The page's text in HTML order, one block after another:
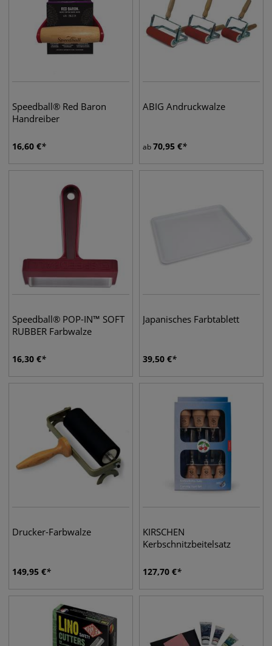
Speedball® Red Baron
Handreiber
16,60 €
ABIG Andruckwalze
ab70,95 €
Speedball® POP-IN™ SOFT
RUBBER Farbwalze
16,30 €
Japanisches Farbtablett
39,50 €
Drucker-Farbwalze
149,95 €
KIRSCHEN
Kerbschnitzbeitelsatz
127,70 €